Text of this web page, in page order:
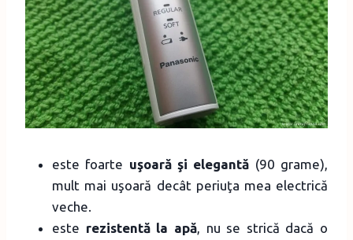
este foarte uşoară şi elegantă (90 grame),
mult mai uşoară decât periuţa mea electrică
veche.
este rezistentă la apă, nu se strică dacă o